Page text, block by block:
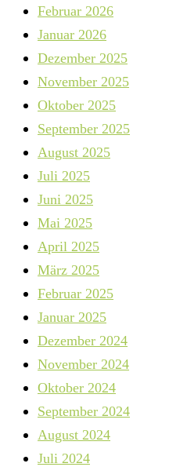
Februar 2026
Januar 2026
Dezember 2025
November 2025
Oktober 2025
September 2025
August 2025
Juli 2025
Juni 2025
Mai 2025
April 2025
März 2025
Februar 2025
Januar 2025
Dezember 2024
November 2024
Oktober 2024
September 2024
August 2024
Juli 2024